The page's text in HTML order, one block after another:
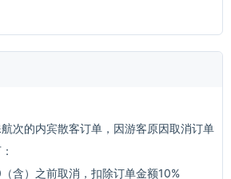
次的内宾散客订单，因游客原因取消订单
含）之前取消，扣除订单金额10%